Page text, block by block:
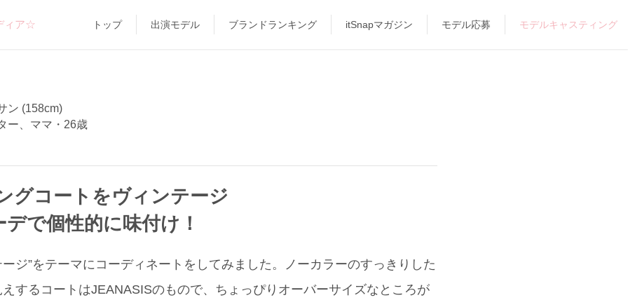
ィア☆ トップ 出演モデル ブランドランキング itSnapマガジン モデル応募 モデルキャスティング
ン (158cm)
ー、ママ・26歳
グコートをヴィンテージ
で個性的に味付け！
ジ”をテーマにコーディネートをしてみました。ノーカラーのすっきりした
するコートはJEANASISのもので、ちょっぴりオーバーサイズなところが